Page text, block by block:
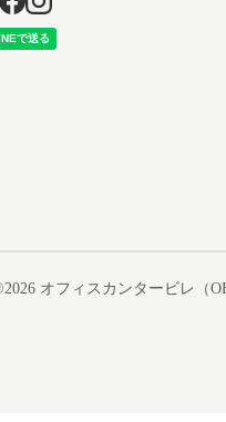
オフィスカンタービレ（